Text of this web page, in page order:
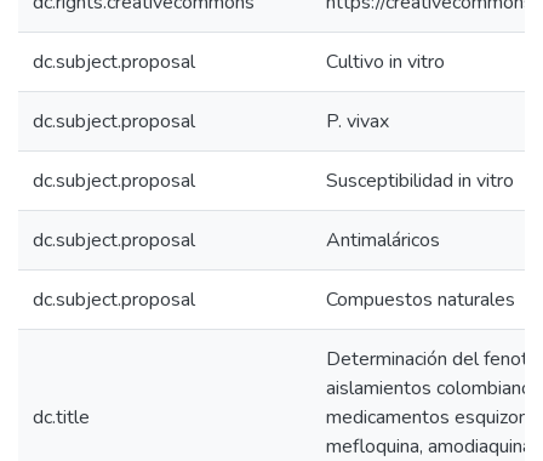
dc.subject.proposal Cultivo in vitro
dc.subject.proposal P. vivax
dc.subject.proposal Susceptibilidad in vitro
dc.subject.proposal Antimaláricos
dc.subject.proposal Compuestos naturales
dc.title
Determinación del
aislamientos
medicamentos
mefloquina,